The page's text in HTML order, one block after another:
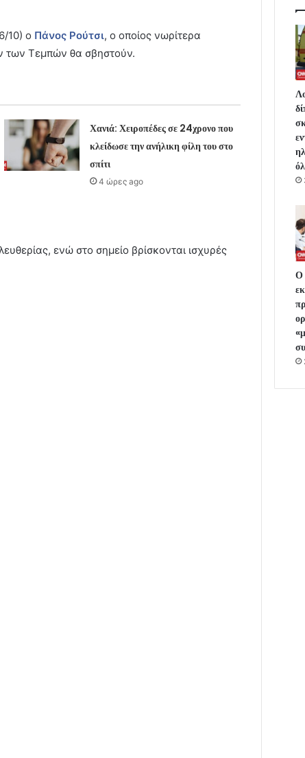
10) ο Πάνος Ρούτσι, ο οποίος νωρίτερα
των Τεμπών θα σβηστούν.
Χανιά: Χειροπέδες σε 24χρονο που
κλείδωσε την ανήλικη φίλη του στο
σπίτι
4 ώρες ago
ενώ στο σημείο βρίσκονται ισχυρές
Ο